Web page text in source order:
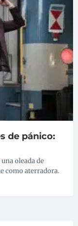
de pánico:
oleada de
como aterradora.